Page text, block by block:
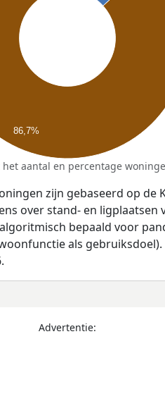
86,7%
aantal en percentage
zijn gebaseerd op de
over stand- en ligplaatsen
bepaald voor
als gebruiksdoel).
Advertentie: